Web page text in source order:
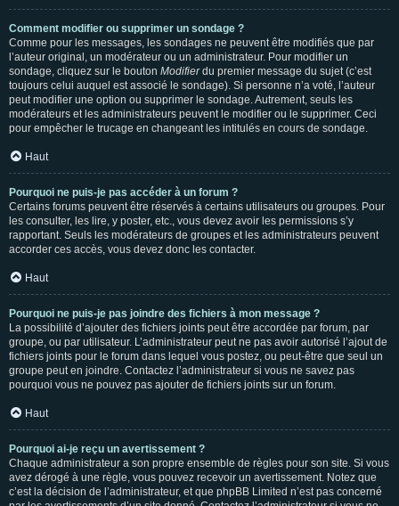
Comment modifier ou supprimer un sondage ?
Comme pour les messages, les sondages ne peuvent être modifiés que par
l’auteur original, un modérateur ou un administrateur. Pour modifier un
sondage, cliquez sur le bouton Modifierdu premier message du sujet (c’est
toujours celui auquel est associé le sondage). Si personne n’a voté, l’auteur
peut modifier une option ou supprimer le sondage. Autrement, seuls les
modérateurs et les administrateurs peuvent le modifier ou le supprimer. Ceci
pour empêcher le trucage en changeant les intitulés en cours de sondage.
Haut
Pourquoi ne puis-je pas accéder à un forum ?
Certains forums peuvent être réservés à certains utilisateurs ou groupes. Pour
les consulter, les lire, y poster, etc., vous devez avoir les permissions s’y
rapportant. Seuls les modérateurs de groupes et les administrateurs peuvent
accorder ces accès, vous devez donc les contacter.
Haut
Pourquoi ne puis-je pas joindre des fichiers à mon message ?
La possibilité d’ajouter des fichiers joints peut être accordée par forum, par
groupe, ou par utilisateur. L’administrateur peut ne pas avoir autorisé l’ajout de
fichiers joints pour le forum dans lequel vous postez, ou peut-être que seul un
groupe peut en joindre. Contactez l’administrateur si vous ne savez pas
pourquoi vous ne pouvez pas ajouter de fichiers joints sur un forum.
Haut
Pourquoi ai-je reçu un avertissement ?
Chaque administrateur a son propre ensemble de règles pour son site. Si vous
avez dérogé à une règle, vous pouvez recevoir un avertissement. Notez que
c’est la décision de l’administrateur, et que phpBB Limited n’est pas concerné